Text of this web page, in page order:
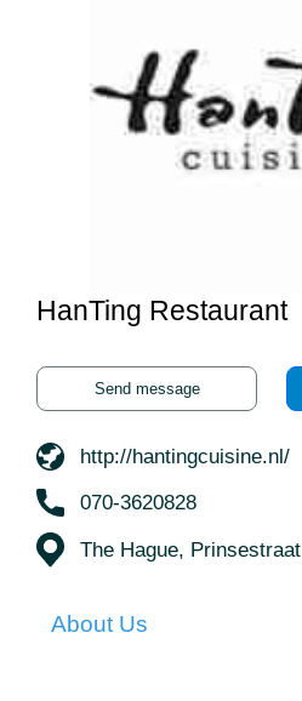
HanTing Restaurant
Send message
http://hantingcuisine.nl/
070-3620828
The Hague,
About Us